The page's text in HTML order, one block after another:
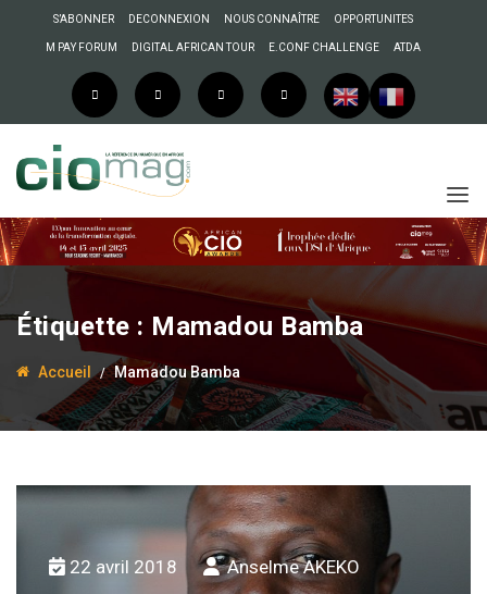
S’ABONNER DECONNEXION NOUS CONNAÎTRE OPPORTUNITES
M PAY FORUM DIGITAL AFRICAN TOUR E.CONF CHALLENGE ATDA
Étiquette : Mamadou Bamba
Accueil Mamadou Bamba
22 avril 2018 Anselme AKEKO